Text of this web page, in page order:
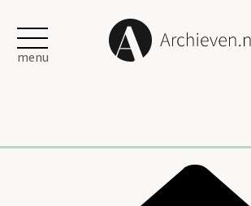
menu